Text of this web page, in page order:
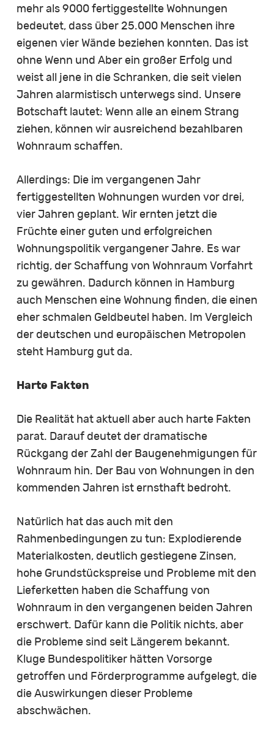
mehr als 9000 fertiggestellte Wohnungen
bedeutet, dass über 25.000 Menschen ihre
eigenen vier Wände beziehen konnten. Das ist
ohne Wenn und Aber ein großer Erfolg und
weist all jene in die Schranken, die seit vielen
Jahren alarmistisch unterwegs sind. Unsere
Botschaft lautet: Wenn alle an einem Strang
ziehen, können wir ausreichend bezahlbaren
Wohnraum schaffen.
Allerdings: Die im vergangenen Jahr
fertiggestellten Wohnungen wurden vor drei,
vier Jahren geplant. Wir ernten jetzt die
Früchte einer guten und erfolgreichen
Wohnungspolitik vergangener Jahre. Es war
richtig, der Schaffung von Wohnraum Vorfahrt
zu gewähren. Dadurch können in Hamburg
auch Menschen eine Wohnung finden, die einen
eher schmalen Geldbeutel haben. Im Vergleich
der deutschen und europäischen Metropolen
steht Hamburg gut da.
Harte Fakten
Die Realität hat aktuell aber auch harte Fakten
parat. Darauf deutet der dramatische
Rückgang der Zahl der Baugenehmigungen für
Wohnraum hin. Der Bau von Wohnungen in den
kommenden Jahren ist ernsthaft bedroht.
Natürlich hat das auch mit den
Rahmenbedingungen zu tun: Explodierende
Materialkosten, deutlich gestiegene Zinsen,
hohe Grundstückspreise und Probleme mit den
Lieferketten haben die Schaffung von
Wohnraum in den vergangenen beiden Jahren
erschwert. Dafür kann die Politik nichts, aber
die Probleme sind seit Längerem bekannt.
Kluge Bundespolitiker hätten Vorsorge
getroffen und Förderprogramme aufgelegt, die
die Auswirkungen dieser Probleme
abschwächen.